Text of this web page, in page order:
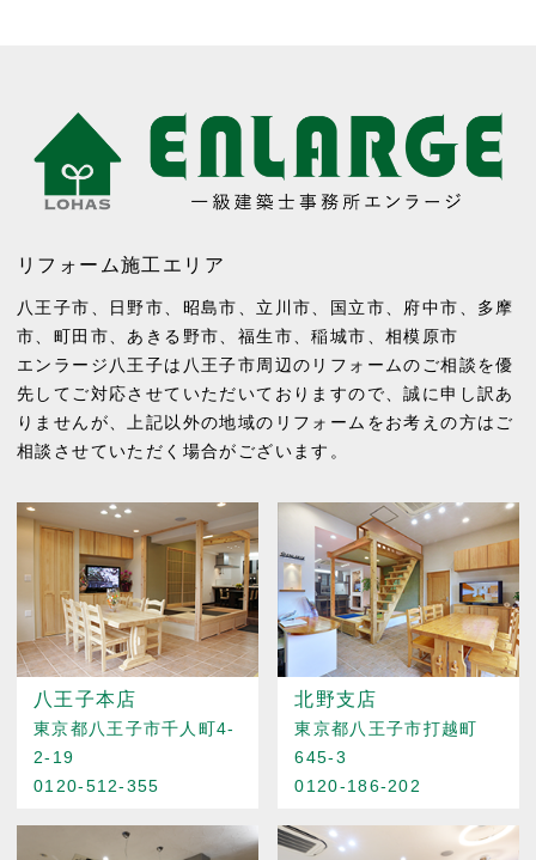
リフォーム施工エリア
八王子市 日野市 昭島市 立川市 国立市 府中市
多摩
市
町田市 あきる野市 福生市 、稲城市 、相模原市
エンラージ八王子は八王子市周辺のリフォームのご相談を優
先してご対応させていただいておりますので、誠に申し訳あ
りませんが、上記以外の地域のリフォームをお考えの方はご
相談させていただく場合がございます。
八王子本店
東京都八王子市千人町4-
2-19
0120-512-355
北野支店
東京都八王子市打越町
645-3
0120-186-202